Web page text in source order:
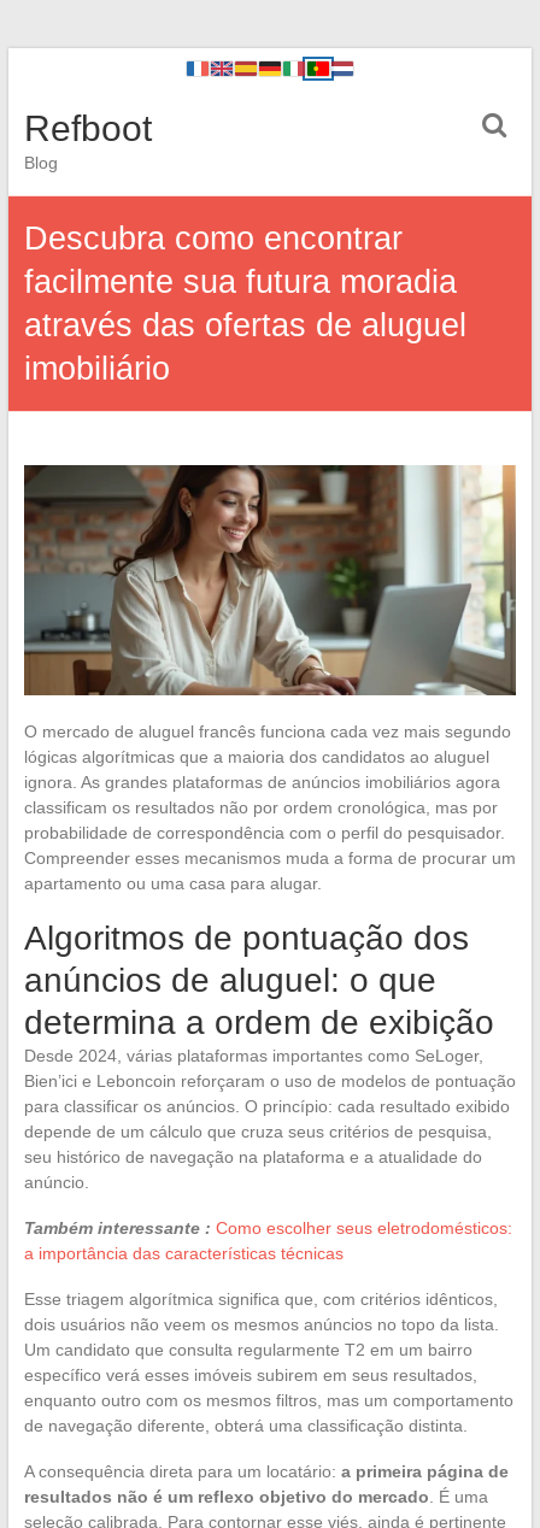
Refboot
Blog
Descubra como encontrar
facilmente sua futura moradia
através das ofertas de aluguel
imobiliário
O mercado de aluguel francês funciona cada vez mais segundo
lógicas algorítmicas que a maioria dos candidatos ao aluguel
ignora. As grandes plataformas de anúncios imobiliários agora
classificam os resultados não por ordem cronológica, mas por
probabilidade de correspondência com o perfil do pesquisador.
Compreender esses mecanismos muda a forma de procurar um
apartamento ou uma casa para alugar.
Algoritmos de pontuação dos
anúncios de aluguel: o que
determina a ordem de exibição
Desde 2024, várias plataformas importantes como SeLoger,
Bien’ici e Leboncoin reforçaram o uso de modelos de pontuação
para classificar os anúncios. O princípio: cada resultado exibido
depende de um cálculo que cruza seus critérios de pesquisa,
seu histórico de navegação na plataforma e a atualidade do
anúncio.
Também interessante : Como escolher seus eletrodomésticos:
a importância das características técnicas
Esse triagem algorítmica significa que, com critérios idênticos,
dois usuários não veem os mesmos anúncios no topo da lista.
Um candidato que consulta regularmente T2 em um bairro
específico verá esses imóveis subirem em seus resultados,
enquanto outro com os mesmos filtros, mas um comportamento
de navegação diferente, obterá uma classificação distinta.
A consequência direta para um locatário: a primeira página de
resultados não é um reflexo objetivo do mercado . É uma
seleção calibrada. Para contornar esse viés, ainda é pertinente